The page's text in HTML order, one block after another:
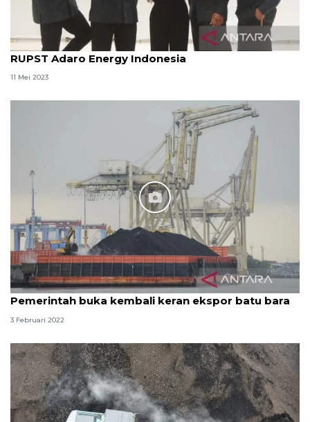
RUPST Adaro Energy Indonesia
11 Mei 2023
Pemerintah buka kembali keran ekspor batu bara
3 Februari 2022